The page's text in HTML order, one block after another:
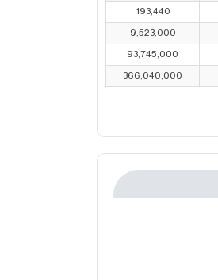
193,440
9,523,000
93,745,000
366,040,000